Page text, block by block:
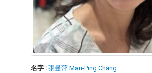
名字 : 張曼萍 Man-Ping Chang